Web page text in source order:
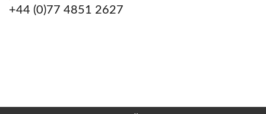
+44 (0)77 4851 2627